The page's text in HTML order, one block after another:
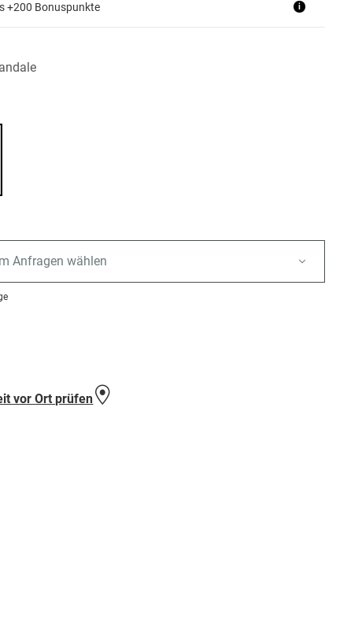
+200 Bonuspunkte i
Anfragen wählen
vor Ort prüfen